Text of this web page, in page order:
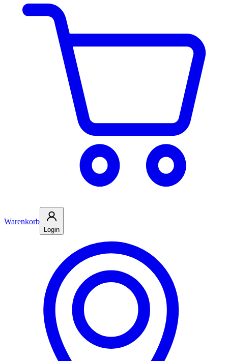
Warenkorb
Login